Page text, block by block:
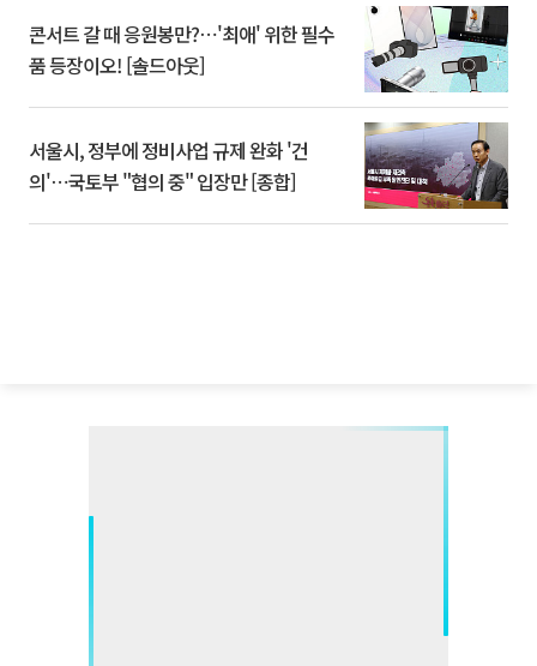
콘서트 갈 때 응원봉만?⋯'최애' 위한 필수
품 등장이오! [솔드아웃]
서울시, 정부에 정비사업 규제 완화 '건
의'⋯국토부 "협의 중" 입장만 [종합]